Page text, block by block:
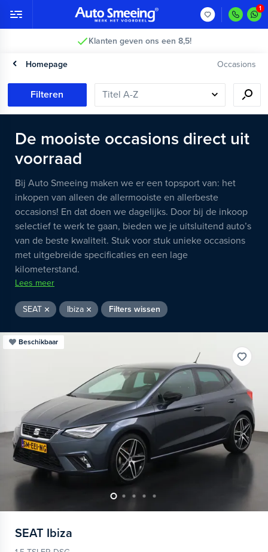
2 jaar garantie >
Homepage Occasions
Filteren
De mooiste occasions direct uit
voorraad
Bij Auto Smeeing maken we er een topsport van: het
inkopen van alleen de allermooiste en allerbeste
occasions! En dat doen we dagelijks. Door bij de inkoop
selectief te werk te gaan, bieden we je uitsluitend auto’s
van de beste kwaliteit. Stuk voor stuk unieke occasions
met uitgebreide specificaties en een lage
kilometerstand.
Lees meer
SEAT Ibiza Filters wissen
Beschikbaar
SEAT Ibiza